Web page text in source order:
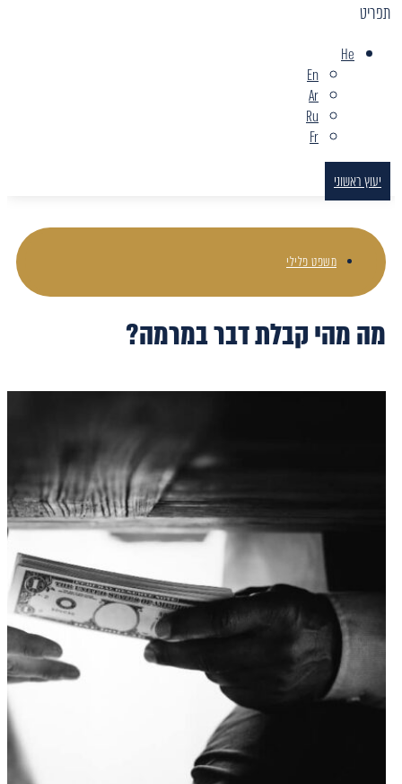
תפריט
He
En
Ar
Ru
Fr
יעוץ ראשוני
משפט פלילי
מה מהי קבלת דבר במרמה?